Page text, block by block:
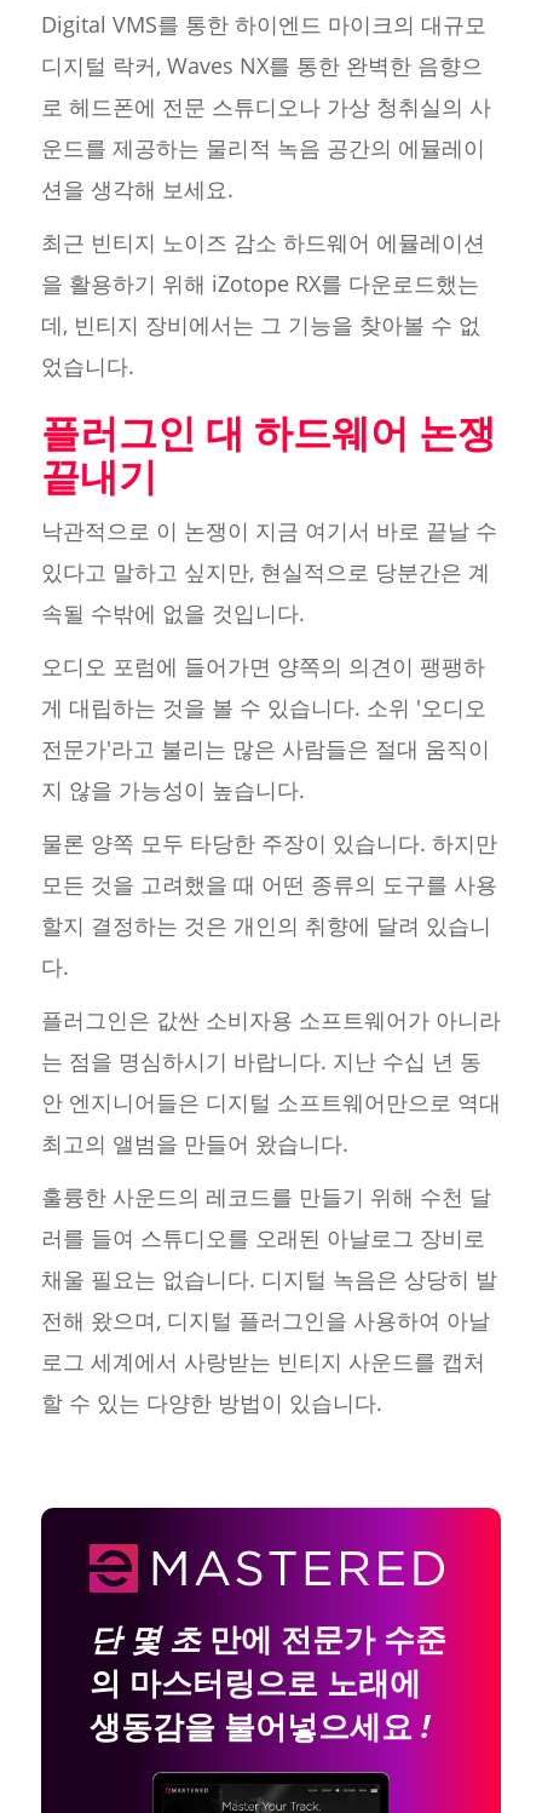
Digital VMS를 통한 하이엔드 마이크의 대규모
디지털 락커, Waves NX를 통한 완벽한 음향으
로 헤드폰에 전문 스튜디오나 가상 청취실의 사
운드를 제공하는 물리적 녹음 공간의 에뮬레이
션을 생각해 보세요.
최근 빈티지 노이즈 감소 하드웨어 에뮬레이션
을 활용하기 위해 iZotope RX를 다운로드했는
데, 빈티지 장비에서는 그 기능을 찾아볼 수 없
었습니다.
플러그인 대 하드웨어 논쟁
끝내기
낙관적으로 이 논쟁이 지금 여기서 바로 끝날 수
있다고 말하고 싶지만, 현실적으로 당분간은 계
속될 수밖에 없을 것입니다.
오디오 포럼에 들어가면 양쪽의 의견이 팽팽하
게 대립하는 것을 볼 수 있습니다. 소위 '오디오
전문가'라고 불리는 많은 사람들은 절대 움직이
지 않을 가능성이 높습니다.
물론 양쪽 모두 타당한 주장이 있습니다. 하지만
모든 것을 고려했을 때 어떤 종류의 도구를 사용
할지 결정하는 것은 개인의 취향에 달려 있습니
다.
플러그인은 값싼 소비자용 소프트웨어가 아니라
는 점을 명심하시기 바랍니다. 지난 수십 년 동
안 엔지니어들은 디지털 소프트웨어만으로 역대
최고의 앨범을 만들어 왔습니다.
훌륭한 사운드의 레코드를 만들기 위해 수천 달
러를 들여 스튜디오를 오래된 아날로그 장비로
채울 필요는 없습니다. 디지털 녹음은 상당히 발
전해 왔으며, 디지털 플러그인을 사용하여 아날
로그 세계에서 사랑받는 빈티지 사운드를 캡처
할 수 있는 다양한 방법이 있습니다.
단 몇 초만에 전문가 수준
의 마스터링으로 노래에
생동감을 불어넣으세요!